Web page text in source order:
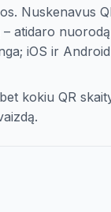
Nuskenavus
atidaro
iOS ir
kokiu QR